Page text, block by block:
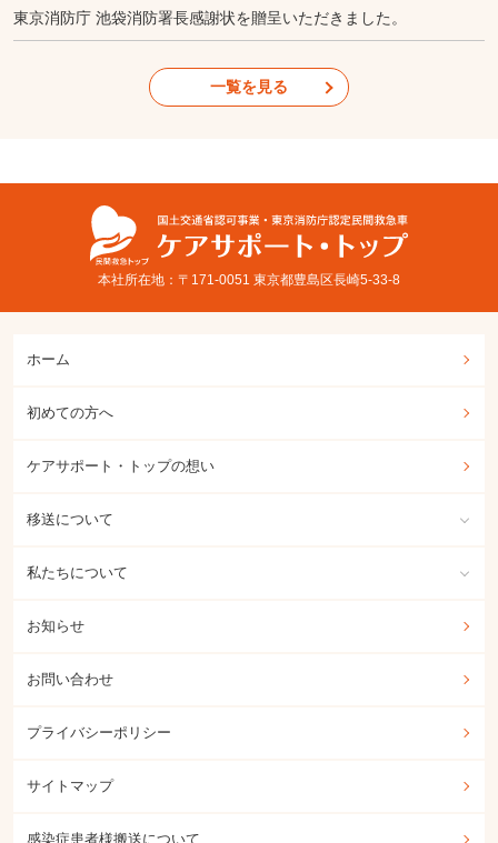
東京消防庁 池袋消防署長感謝状を贈呈いただきました。
一覧を見る
本社所在地：〒171-0051 東京都豊島区長崎5-33-8
ホーム
初めての方へ
ケアサポート・トップの想い
移送について
私たちについて
お知らせ
お問い合わせ
プライバシーポリシー
サイトマップ
感染症患者様搬送について